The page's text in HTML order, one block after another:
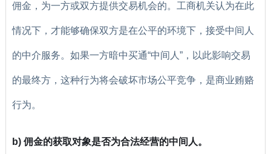
佣金，为一方或双方提供交易机会的。工商机关认为在此
情况下，才能够确保双方是在公平的环境下，接受中间人
的中介服务。如果一方暗中买通“中间人”，以此影响交易
的最终方，这种行为将会破坏市场公平竞争，是商业贿赂
行为。
b) 佣金的获取对象是否为合法经营的中间人。